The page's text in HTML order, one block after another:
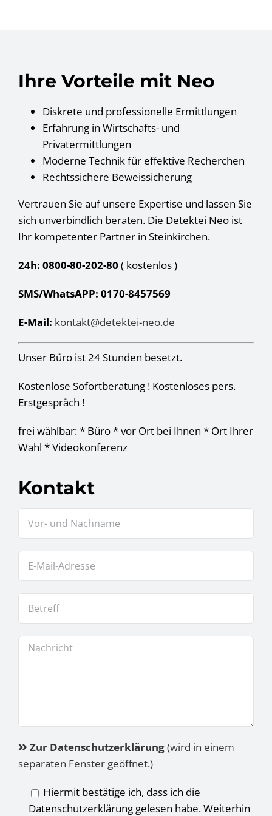
Ihre Vorteile mit Neo
Diskrete und professionelle Ermittlungen
Erfahrung in Wirtschafts- und
Privatermittlungen
Moderne Technik für effektive Recherchen
Rechtssichere Beweissicherung
Vertrauen Sie auf unsere Expertise und lassen Sie
sich unverbindlich beraten. Die Detektei Neo ist
Ihr kompetenter Partner in Steinkirchen.
24h: 0800-80-202-80 ( kostenlos)
SMS/WhatsAPP: 0170-8457569
E-Mail: kontakt@detektei-neo.de
Unser Büro ist 24 Stunden besetzt.
Kostenlose Sofortberatung ! Kostenloses pers.
Erstgespräch !
frei wählbar: * Büro * vor Ort bei Ihnen * Ort Ihrer
Wahl * Videokonferenz
Kontakt
Zur Datenschutzerklärung(wird in einem
separaten Fenster geöffnet.)
Hiermit bestätige ich, dass ich die
Datenschutzerklärung gelesen habe. Weiterhin